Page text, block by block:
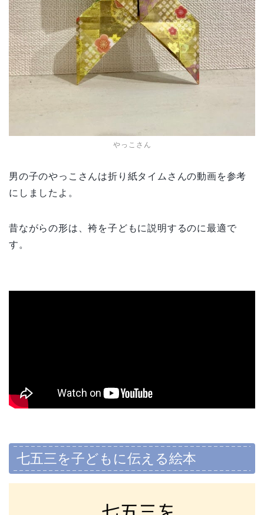
やっこさん
男の子のやっこさんは折り紙タイムさんの動画を参考
にしましたよ。
昔ながらの形は、袴を子どもに説明するのに最適で
す。
七五三を子どもに伝える絵本